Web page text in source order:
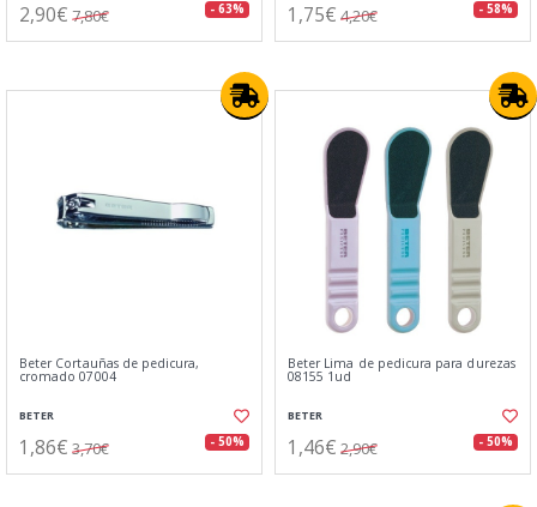
2,90€ 7,80€ - 63% 1,75€ 4,20€ - 58%
Beter Cortauñas de pedicura,
cromado 07004
BETER
1,86€ 3,70€ - 50%
Beter Lima de pedicura para durezas
08155 1ud
BETER
1,46€ 2,90€ - 50%